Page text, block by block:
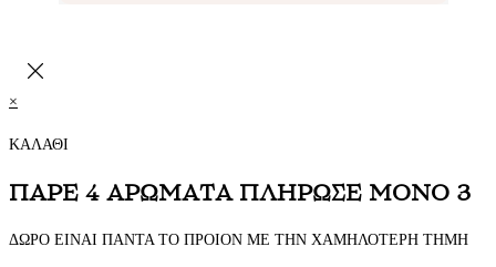
×
ΚΑΛΑΘΙ
ΠΑΡΕ 4 ΑΡΩΜΑΤΑ ΠΛΗΡΩΣΕ ΜΟΝΟ 3
ΔΩΡΟ ΕΙΝΑΙ ΠΑΝΤΑ ΤΟ ΠΡΟΙΟΝ ΜΕ ΤΗΝ ΧΑΜΗΛΟΤΕΡΗ ΤΗΜΗ